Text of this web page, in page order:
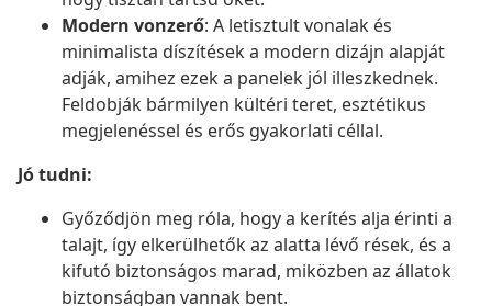
Modern vonzerő: A letisztult vonalak és
minimalista díszítések a modern dizájn alapját
adják, amihez ezek a panelek jól illeszkednek.
Feldobják bármilyen kültéri teret, esztétikus
megjelenéssel és erős gyakorlati céllal.
Jó tudni:
Győződjön meg róla, hogy a kerítés alja érinti a
talajt, így elkerülhetők az alatta lévő rések, és a
kifutó biztonságos marad, miközben az állatok
biztonságban vannak bent.